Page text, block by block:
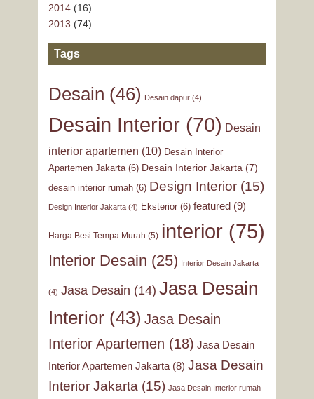
2014(16)
2013 (74)
Tags
Desain (46) Desain dapur(4)
Desain Interior(70) Desain
interior apartemen (10) Desain Interior
Apartemen Jakarta(6) Desain Interior Jakarta (7)
desain interior rumah(6) Design Interior(15)
Design Interior Jakarta(4) Eksterior(6) featured(9)
Harga Besi Tempa Murah (5) interior(75)
Interior Desain (25) Interior Desain Jakarta
(4) Jasa Desain (14) Jasa Desain
Interior(43) Jasa Desain
Interior Apartemen (18) Jasa Desain
Interior Apartemen Jakarta(8) Jasa Desain
Interior Jakarta (15) Jasa Desain Interior rumah